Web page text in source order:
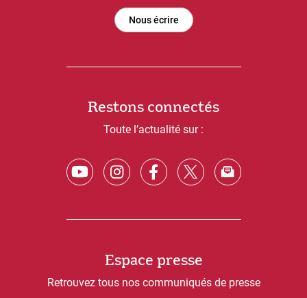
Nous écrire
Restons connectés
Toute l’actualité sur :
Espace presse
Retrouvez tous nos communiqués de presse